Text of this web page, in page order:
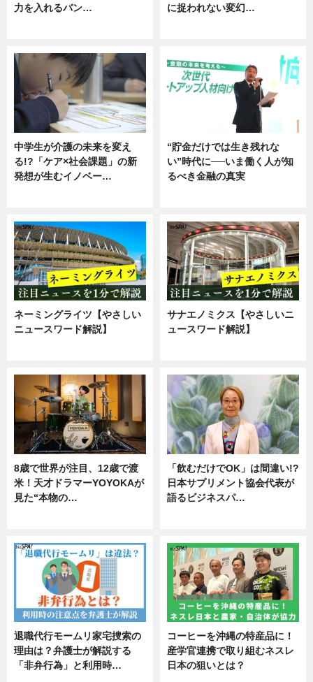
力を入れるバン…
に捉われない変幻…
中学生が介護の未来を変え
る!?「ケア×社会課題」の新
発想が生むイノベー…
“貯金だけでは生き残れな
い”時代に──いま働く人が知
るべき金融の真実
ネーミングライツ【やさしい
ニュースワード解説】
サナエノミクス【やさしいニ
ュースワード解説】
8歳で世界が注目、12歳で渡
米！天才ドラマーYOYOKAが
見た“本物の…
「飲むだけでOK」は間違い!?
日本サプリメント協会代表が
語るビジネスパ…
退職代行モームリ家宅捜索の
理由は？弁護士が解説する
「非弁行為」と利用時…
コーヒーを沖縄の特産品に！
産学官連携で取り組むネスレ
日本の狙いとは？